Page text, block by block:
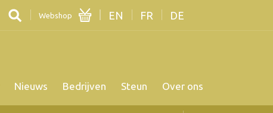
Webshop EN FR DE
Nieuws Bedrijven Steun Over ons